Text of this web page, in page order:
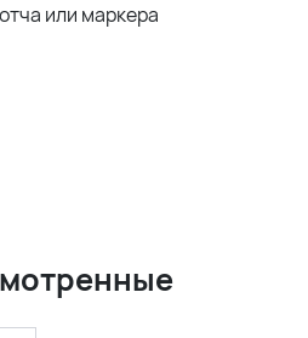
или маркера